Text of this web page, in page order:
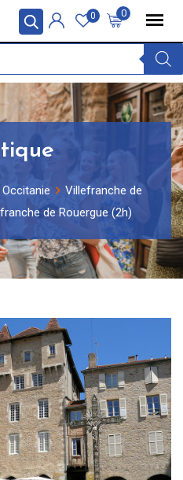
0
0
Occitanie
Villefranche de
de Rouergue (2h)